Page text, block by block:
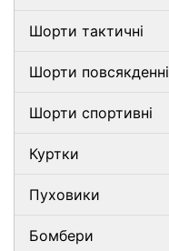
Шорти тактичні
Шорти повсякденні
Шорти спортивні
Куртки
Пуховики
Бомбери